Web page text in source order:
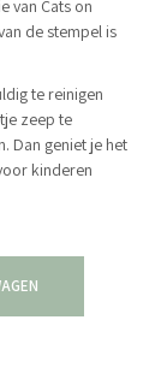
van Cats on
de stempel is
te reinigen
zeep te
Dan geniet je het
kinderen